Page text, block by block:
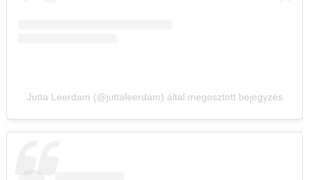
Jutta Leerdam (@juttaleerdam) által megosztott bejegyzés